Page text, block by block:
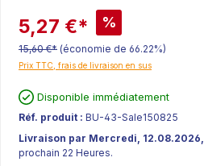
5,27 €* %
15,60 €* (économie de 66.22%)
Prix TTC, frais de livraison en sus
Disponible immédiatement
Réf. produit : BU-43-Sale150825
Livraison par Mercredi, 12.08.2026,
prochain 22 Heures.